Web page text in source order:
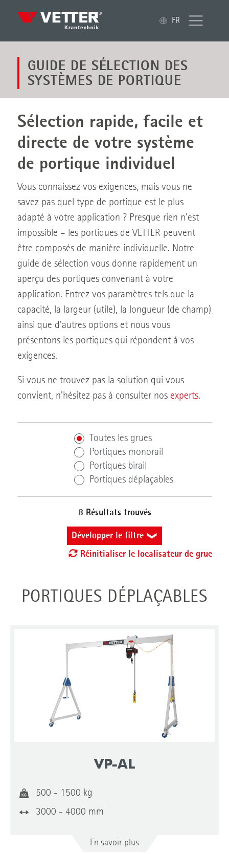
FR
GUIDE DE SÉLECTION DES
SYSTÈMES DE PORTIQUE
Sélection rapide, facile et
directe de votre système
de portique individuel
Vous connaissez vos exigences, mais vous ne
savez pas quel type de portique est le plus
adapté à votre application ? Presque rien n'est
impossible – les portiques de VETTER peuvent
être composés de manière individuelle. Notre
guide de sélection vous donne rapidement un
aperçu des portiques convenant à votre
application. Entrez vos paramètres tels que la
capacité, la largeur (utile), la longueur (de champ)
ainsi que d'autres options et nous vous
présentons les portiques qui répondent à vos
exigences.
Si vous ne trouvez pas la solution qui vous
convient, n'hésitez pas à consulter nos experts.
Toutes les grues
Portiques monorail
Portiques birail
Portiques déplaçables
8 Résultats trouvés
Développer le filtre
Réinitialiser le localisateur de grue
Capacité de charge (kg)
Déplacement de la grue
Manuelle
Déplacement du chariot
PORTIQUES DÉPLAÇABLES
VP-AL
500 - 1500 kg
3000 - 4000 mm
En savoir plus